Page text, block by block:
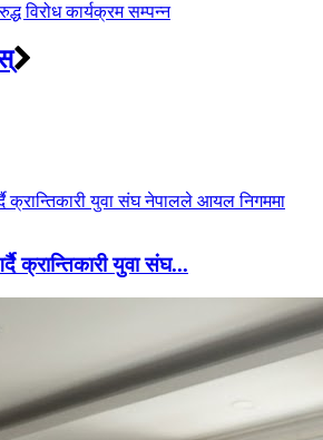
विरोध कार्यक्रम सम्पन्न
क्रान्तिकारी युवा संघ...